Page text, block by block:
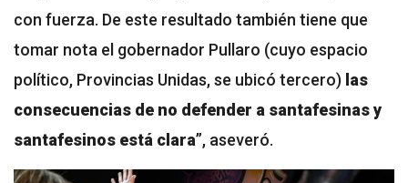
con fuerza. De este resultado también tiene que
tomar nota el gobernador Pullaro (cuyo espacio
político, Provincias Unidas, se ubicó tercero) las
consecuencias de no defender a santafesinas y
santafesinos está clara”, aseveró.